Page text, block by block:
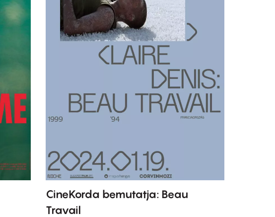
CineKorda bemutatja: Beau
Travail